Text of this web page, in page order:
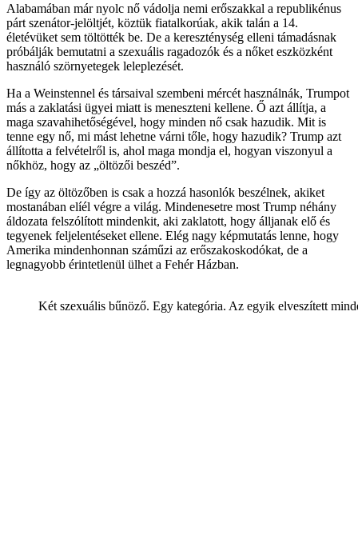
Alabamában már nyolc nő vádolja nemi erőszakkal a republikénus
párt szenátor-jelöltjét, köztük fiatalkorúak, akik talán a 14.
életévüket sem töltötték be. De a kereszténység elleni támadásnak
próbálják bemutatni a szexuális ragadozók és a nőket eszközként
használó szörnyetegek leleplezését.
Ha a Weinstennel és társaival szembeni mércét használnák, Trumpot
más a zaklatási ügyei miatt is meneszteni kellene. Ő azt állítja, a
maga szavahihetőségével, hogy minden nő csak hazudik. Mit is
tenne egy nő, mi mást lehetne várni tőle, hogy hazudik? Trump azt
állította a felvételről is, ahol maga mondja el, hogyan viszonyul a
nőkhöz, hogy az „öltözői beszéd”.
De így az öltözőben is csak a hozzá hasonlók beszélnek, akiket
mostanában elíél végre a világ. Mindenesetre most Trump néhány
áldozata felszólított mindenkit, aki zaklatott, hogy álljanak elő és
tegyenek feljelentéseket ellene. Elég nagy képmutatás lenne, hogy
Amerika mindenhonnan száműzi az erőszakoskodókat, de a
legnagyobb érintetlenül ülhet a Fehér Házban.
Két szexuális bűnöző. Egy kategória. Az egyik elveszített